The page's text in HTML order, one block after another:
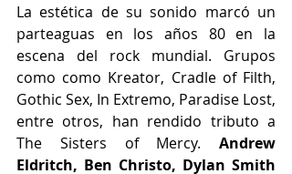
La estética de su sonido marcó un
parteaguas en los años 80 en la
escena del rock mundial. Grupos
como como Kreator, Cradle of Filth,
Gothic Sex, In Extremo, Paradise Lost,
entre otros, han rendido tributo a
The Sisters of Mercy. Andrew
Eldritch, Ben Christo, Dylan Smith